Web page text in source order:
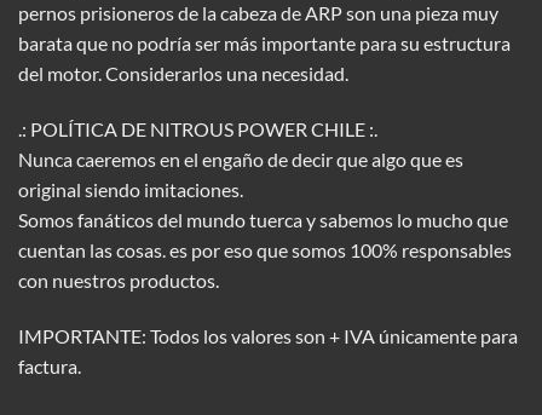
pernos prisioneros de la cabeza de ARP son una pieza muy
barata que no podría ser más importante para su estructura
del motor. Considerarlos una necesidad.
.: POLÍTICA DE NITROUS POWER CHILE :.
Nunca caeremos en el engaño de decir que algo que es
original siendo imitaciones.
Somos fanáticos del mundo tuerca y sabemos lo mucho que
cuentan las cosas. es por eso que somos 100% responsables
con nuestros productos.
IMPORTANTE: Todos los valores son + IVA únicamente para
factura.